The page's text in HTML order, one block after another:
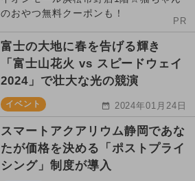
のおやつ無料クーポンも！
PR
富士の大地に春を告げる輝き
「富士山花火 vs スピードウェイ
2024」で壮大な光の競演
イベント 2024年01月24日
スマートアクアリウム静岡であな
たが価格を決める「ポストプライ
シング」制度が導入